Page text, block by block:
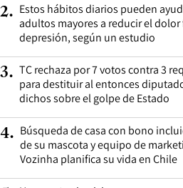
2. Estos hábitos diarios pueden
adultos mayores a reducir el dolor
depresión, según un estudio
3. TC rechaza por 7 votos contra 3
para destituir al entonces
dichos sobre el golpe de Estado
4. Búsqueda de casa con bono
de su mascota y equipo de
Vozinha planifica su vida en Chile